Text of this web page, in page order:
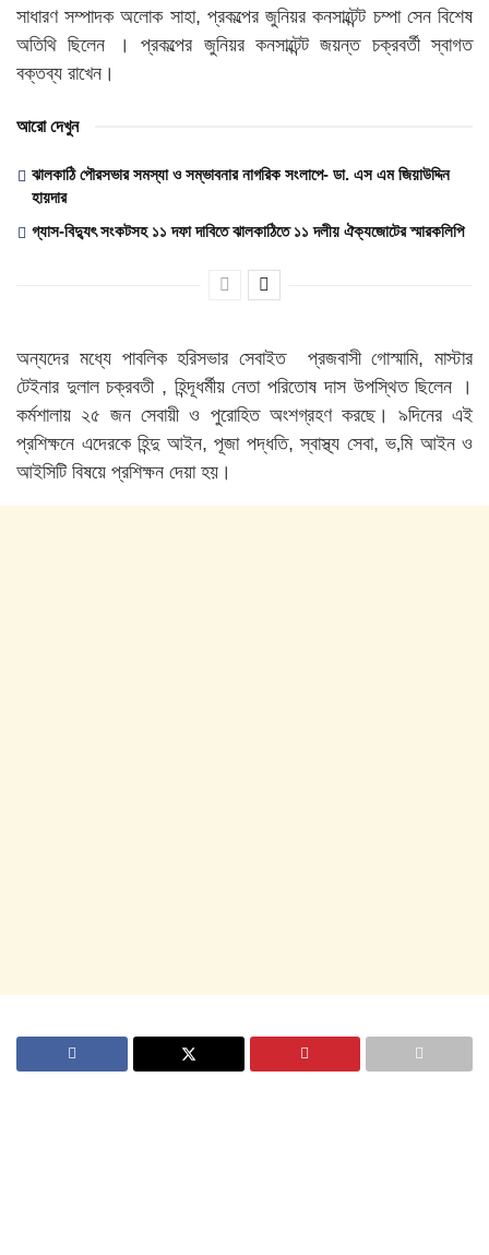
সাধারণ সম্পাদক অলোক সাহা, প্রকল্পের জুনিয়র কনসাল্টেন্ট চম্পা সেন বিশেষ
অতিথি ছিলেন । প্রকল্পের জুনিয়র কনসাল্টেন্ট জয়ন্ত চক্রবর্তী স্বাগত
বক্তব্য রাখেন।
আরো দেখুন
ঝালকাঠি পৌরসভার সমস্যা ও সম্ভাবনার নাগরিক সংলাপে- ডা. এস এম জিয়াউদ্দিন
হায়দার
গ্যাস-বিদ্যুৎ সংকটসহ ১১ দফা দাবিতে ঝালকাঠিতে ১১ দলীয় ঐক্যজোটের স্মারকলিপি
অন্যদের মধ্যে পাবলিক হরিসভার সেবাইত প্রজবাসী গোস্মামি, মাস্টার
টেইনার দুলাল চক্রবতী , হিন্দূধর্মীয় নেতা পরিতোষ দাস উপস্থিত ছিলেন ।
কর্মশালায় ২৫ জন সেবায়ী ও পুরোহিত অংশগ্রহণ করছে। ৯দিনের এই
প্রশিক্ষনে এদেরকে হিন্দু আইন, পূজা পদ্ধতি, স্বাস্থ্য সেবা, ভ‚মি আইন ও
আইসিটি বিষয়ে প্রশিক্ষন দেয়া হয়।